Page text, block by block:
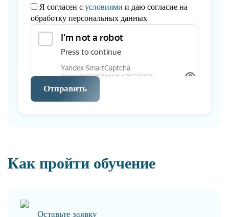
Я согласен с условиями и даю согласие на
обработку персональных данных
Отправить
Как пройти обучение
Оставьте заявку